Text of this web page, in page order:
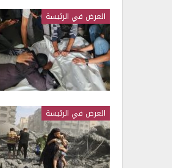
العرض في الرئيسة
العرض في الرئيسة